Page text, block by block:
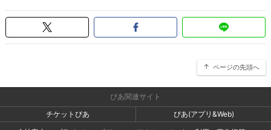
ページの先頭へ
ぴあ関連サイト
チケットぴあ
ぴあ(アプリ&Web)